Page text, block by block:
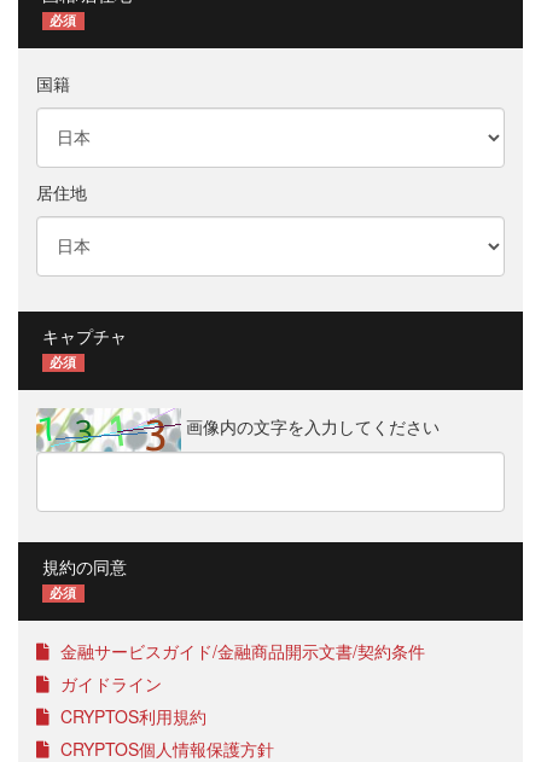
必須
国籍
居住地
キャプチャ
必須
画像内の文字を入力してください
規約の同意
必須
金融サービスガイド/金融商品開示文書/契約条件
ガイドライン
CRYPTOS利用規約
CRYPTOS個人情報保護方針